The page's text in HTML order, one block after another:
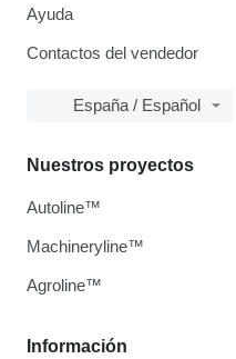
Ayuda
Contactos del vendedor
España / Español
Información
Nuestros proyectos
Autoline™
Machineryline™
Agroline™